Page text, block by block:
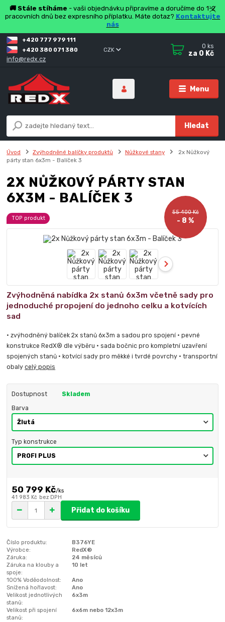
🚚 Stále stíháme - vaši objednávku připravíme a doručíme do 1-2
pracovních dnů bez expresního příplatku. Máte dotaz? Kontaktujte
nás
Menu
CZK
Hledat
+420 777 979 111
+420 380 071 380
info@redx.cz
0 ks
za 0 Kč
Úvod Zvýhodněné balíčky produktů Nůžkové stany
2x Nůžkový
párty stan 6x3m - Balíček 3
2X NŮŽKOVÝ PÁRTY STAN
6X3M - BALÍČEK 3
TOP produkt
55 400 Kč
- 8 %
Zvýhodněná nabídka 2x stanů 6x3m včetně sady pro
jednoduché propojení do jednoho celku a kotvících
sad
• zvýhodněný balíček 2x stanů 6x3m a sadou pro spojení • pevné
konstrukce RedX® dle výběru • sada bočnic pro kompletní uzavření
spojených stanů • kotvící sady pro měkké i tvrdé povrchy • transportní
obalycelý popis
Dostupnost Skladem
Barva
Typ konstrukce
50 799 Kč/ks
41 983 Kč bez DPH
Přidat do košíku
Číslo produktu:
B376YE
Výrobce:
RedX®
Záruka:
24 měsíců
Záruka na klouby a
spoje:
10 let
100% Voděodolnost:
Ano
Snížená hořlavost:
Ano
Velikost jednotlivých
stanů:
6x3m
Velikost při spojení
stanů:
6x6m nebo 12x3m